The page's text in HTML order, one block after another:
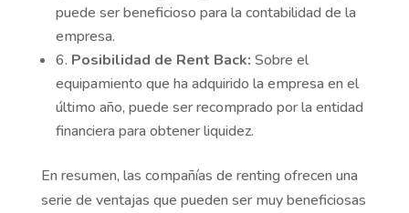
puede ser beneficioso para la contabilidad de la
empresa.
6. Posibilidad de Rent Back: Sobre el
equipamiento que ha adquirido la empresa en el
último año, puede ser recomprado por la entidad
financiera para obtener liquidez.
En resumen, las compañías de renting ofrecen una
serie de ventajas que pueden ser muy beneficiosas